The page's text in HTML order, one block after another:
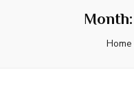
Month:
Home